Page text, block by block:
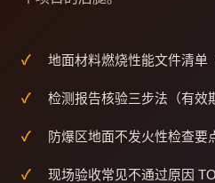
地面材料燃烧性能文件清单
检测报告核验三步法（有效
防爆区地面不发火性检查要
现场验收常见不通过原因